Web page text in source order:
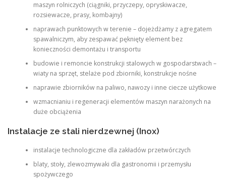
maszyn rolniczych (ciągniki, przyczepy, opryskiwacze,
rozsiewacze, prasy, kombajny)
naprawach punktowych w terenie – dojeżdżamy z agregatem
spawalniczym, aby zespawać pęknięty element bez
konieczności demontażu i transportu
budowie i remoncie konstrukcji stalowych w gospodarstwach –
wiaty na sprzęt, stelaże pod zbiorniki, konstrukcje nośne
naprawie zbiorników na paliwo, nawozy i inne ciecze użytkowe
wzmacnianiu i regeneracji elementów maszyn narażonych na
duże obciążenia
Instalacje ze stali nierdzewnej (Inox)
instalacje technologiczne dla zakładów przetwórczych
blaty, stoły, zlewozmywaki dla gastronomii i przemysłu
spożywczego